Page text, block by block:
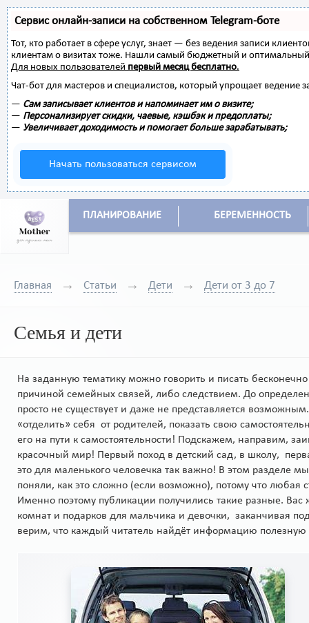
Сервис онлайн-записи на собственном Telegram-боте
Тот, кто работает в сфере услуг, знает — без ведения записи
клиентам о визитах тоже. Нашли самый бюджетный и
Для новых пользователей первый месяц бесплатно.
Чат-бот для мастеров и специалистов, который упрощает ведение
— Сам записывает клиентов и напоминает им о визите;
— Персонализирует скидки, чаевые, кэшбэк и предоплаты;
— Увеличивает доходимость и помогает больше зарабатывать;
Начать пользоваться сервисом
ПЛАНИРОВАНИЕ БЕРЕМЕННОСТЬ
Главная Статьи Дети Дети от 3 до 7
Семья и дети
На заданную тематику можно говорить и писать
причиной семейных связей, либо следствием. До
просто не существует и даже не представляется
«отделить» себя от родителей, показать свою
его на пути к самостоятельности! Подскажем, направим,
красочный мир! Первый поход в детский сад, в школу,
это для маленького человечка так важно! В этом разделе
поняли, как это сложно (если возможно), потому что любая
Именно поэтому публикации получились такие разные.
комнат и подарков для мальчика и девочки, заканчивая
верим, что каждый читатель найдёт информацию